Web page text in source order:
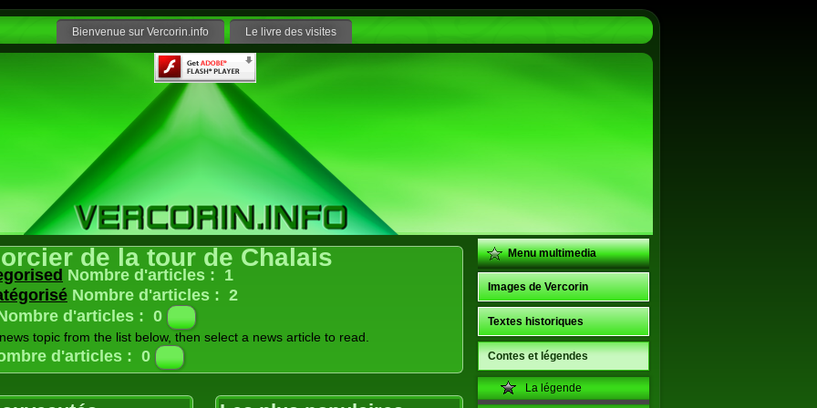
Bienvenue sur Vercorin.info Le livre des visites
de la tour de Chalais
Nombre d'articles : 1
Nombre d'articles : 2
d'articles : 0
topic from the list below, then select a news article to read.
Nombre d'articles : 1
news from the Joomla! Team
d'articles : 0
historiques Nombre d'articles : 14
Menu multimedia
Images de Vercorin
Textes historiques
Contes et légendes
La légende